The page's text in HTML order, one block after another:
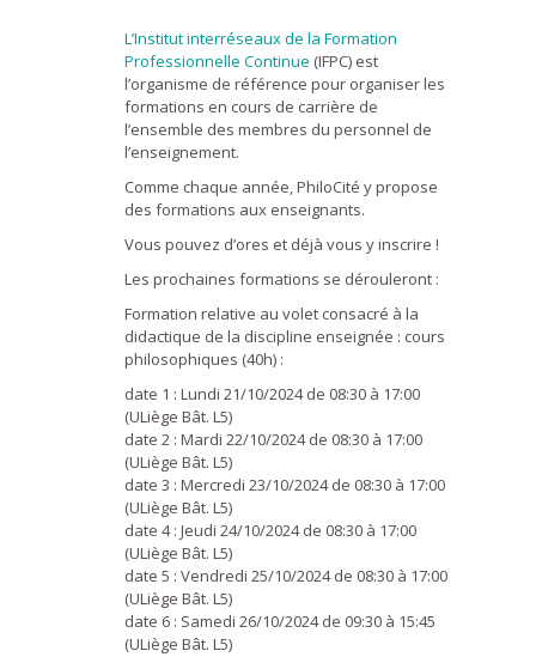
L’Institut interréseauxde la Formation
Professionnelle Continue (IFPC) est
l’organisme de référence pour organiser les
formations en cours de carrière de
l’ensemble des membres du personnel de
l’enseignement.
Comme chaque année, PhiloCité y propose
des formations aux enseignants.
Vous pouvez d’ores et déjà vous y inscrire !
Les prochaines formations se dérouleront :
Formation relative au volet consacré à la
didactique de la discipline enseignée : cours
philosophiques (40h) :
date 1 : Lundi 21/10/2024 de 08:30 à 17:00
(ULiège Bât. L5)
date 2 : Mardi 22/10/2024 de 08:30 à 17:00
(ULiège Bât. L5)
date 3 : Mercredi 23/10/2024 de 08:30 à 17:00
(ULiège Bât. L5)
date 4 : Jeudi 24/10/2024 de 08:30 à 17:00
(ULiège Bât. L5)
date 5 : Vendredi 25/10/2024 de 08:30 à 17:00
(ULiège Bât. L5)
date 6 : Samedi 26/10/2024 de 09:30 à 15:45
(ULiège Bât. L5)